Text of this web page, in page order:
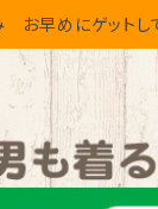
お早めにゲットし